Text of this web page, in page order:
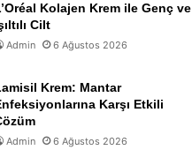
Kolajen Krem ile Genç ve
Cilt
Admin 6 Ağustos 2026
Krem: Mantar
Karşı Etkili
Admin 6 Ağustos 2026